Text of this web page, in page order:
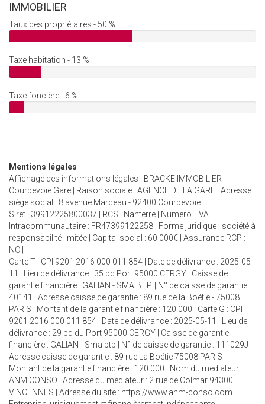
IMMOBILIER
Taux des propriétaires - 50 %
Taxe habitation - 13 %
Taxe foncière - 6 %
Mentions légales
Affichage des informations légales : BRACKE IMMOBILIER -
Courbevoie Gare | Raison sociale : AGENCE DE LA GARE | Adresse
siège social : 8 avenue Marceau - 92400 Courbevoie |
Siret : 39912225800037 | RCS : Nanterre | Numero TVA
Intracommunautaire : FR47399122258 | Forme juridique : société à
responsabilité limitée | Capital social : 60 000€ | Assurance RCP :
NC |
Carte T : CPI 9201 2016 000 011 854 | Date de délivrance : 2025-05-
11 | Lieu de délivrance : 35 bd Port 95000 CERGY | Caisse de
garantie financière : GALIAN - SMA BTP. | N° de caisse de garantie :
40141 | Adresse caisse de garantie : 89 rue de la Boétie - 75008
PARIS | Montant de la garantie financière : 120 000 | Carte G : CPI
9201 2016 000 011 854 | Date de délivrance : 2025-05-11 | Lieu de
délivrance : 29 bd du Port 95000 CERGY | Caisse de garantie
financière : GALIAN - Sma btp | N° de caisse de garantie : 111029J |
Adresse caisse de garantie : 89 rue La Boétie 75008 PARIS |
Montant de la garantie financière : 120 000 | Nom du médiateur :
ANM CONSO | Adresse du médiateur : 2 rue de Colmar 94300
VINCENNES | Adresse du site : https://www.anm-conso.com